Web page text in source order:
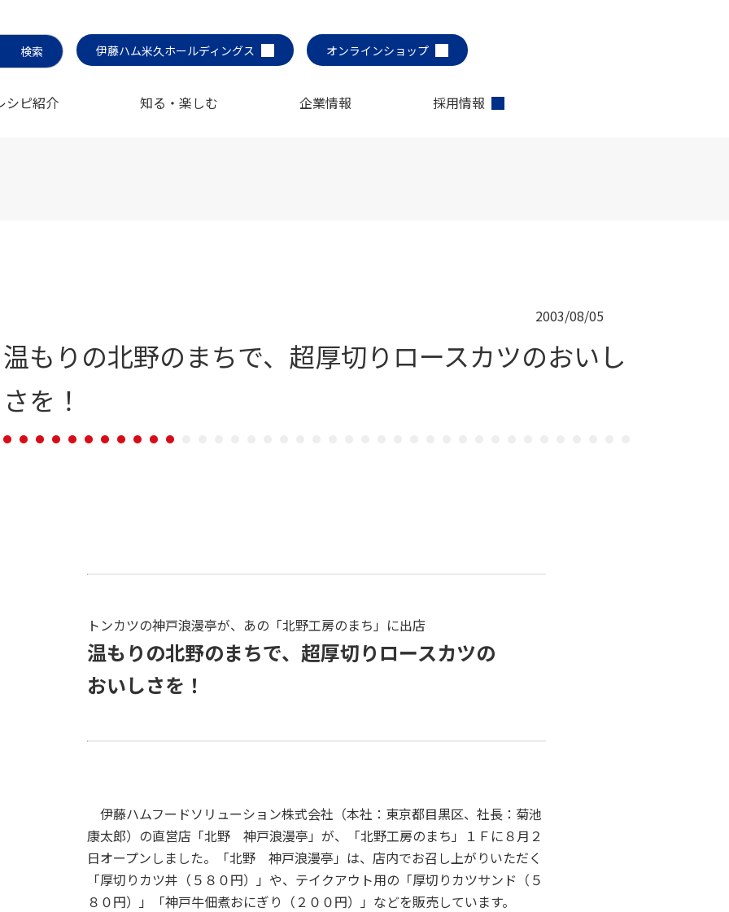
伊藤ハム米久ホールディングス
オンラインショップ
シピ紹介 知る・楽しむ 企業情報 採用情報
2003/08/05
温もりの北野のまちで、超厚切りロースカツのおいし
さを！
トンカツの神戸浪漫亭が、あの「北野工房のまち」に出店
温もりの北野のまちで、超厚切りロースカツの
おいしさを！
伊藤ハムフードソリューション株式会社（本社：東京都目黒区、社長：菊池
康太郎）の直営店「北野 神戸浪漫亭」が、「北野工房のまち」１Ｆに８月２
日オープンしました。「北野 神戸浪漫亭」は、店内でお召し上がりいただく
「厚切りカツ丼（５８０円）」や、テイクアウト用の「厚切りカツサンド（５
８０円）」「神戸牛佃煮おにぎり（２００円）」などを販売しています。